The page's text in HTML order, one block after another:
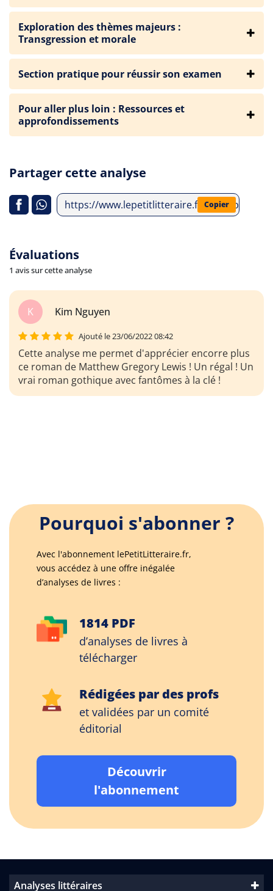
Exploration des thèmes majeurs :
Transgression et morale
Section pratique pour réussir son examen
Pour aller plus loin : Ressources et
approfondissements
Partager cette analyse
https://www.lepetitlitteraire.fr/index.php/
Copier
Évaluations
1 avis sur cette analyse
K Kim Nguyen
Ajouté le 23/06/2022 08:42
Cette analyse me permet d'apprécier encorre plus
ce roman de Matthew Gregory Lewis ! Un régal ! Un
vrai roman gothique avec fantômes à la clé !
Pourquoi s'abonner ?
Avec l'abonnement lePetitLitteraire.fr,
vous accédez à une offre inégalée
d’analyses de livres :
1814 PDF
d’analyses de livres à
télécharger
Rédigées par des profs
et validées par un comité
éditorial
Découvrir
l'abonnement
Analyses littéraires